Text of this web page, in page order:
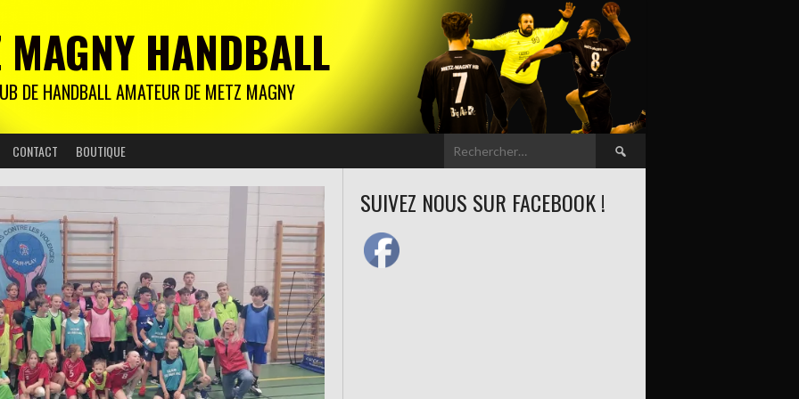
MAGNY HANDBALL
DE HANDBALL AMATEUR DE METZ MAGNY
CONTACT BOUTIQUE Rechercher :
SUIVEZ NOUS SUR FACEBOOK !